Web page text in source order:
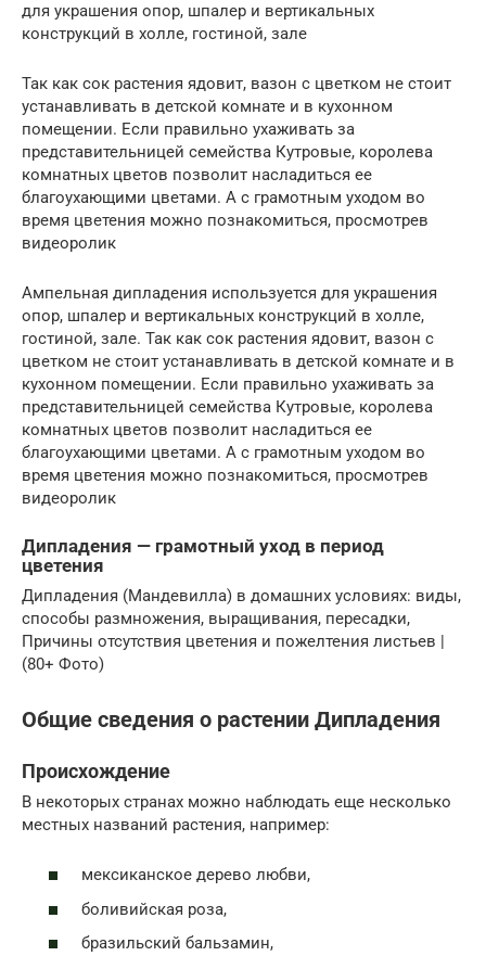
для украшения опор, шпалер и вертикальных
конструкций в холле, гостиной, зале
Так как сок растения ядовит, вазон с цветком не стоит
устанавливать в детской комнате и в кухонном
помещении. Если правильно ухаживать за
представительницей семейства Кутровые, королева
комнатных цветов позволит насладиться ее
благоухающими цветами. А с грамотным уходом во
время цветения можно познакомиться, просмотрев
видеоролик
Ампельная дипладения используется для украшения
опор, шпалер и вертикальных конструкций в холле,
гостиной, зале. Так как сок растения ядовит, вазон с
цветком не стоит устанавливать в детской комнате и в
кухонном помещении. Если правильно ухаживать за
представительницей семейства Кутровые, королева
комнатных цветов позволит насладиться ее
благоухающими цветами. А с грамотным уходом во
время цветения можно познакомиться, просмотрев
видеоролик
Дипладения — грамотный уход в период
цветения
Дипладения (Мандевилла) в домашних условиях: виды,
способы размножения, выращивания, пересадки,
Причины отсутствия цветения и пожелтения листьев |
(80+ Фото)
Общие сведения о растении Дипладения
Происхождение
В некоторых странах можно наблюдать еще несколько
местных названий растения, например:
мексиканское дерево любви,
боливийская роза,
бразильский бальзамин,